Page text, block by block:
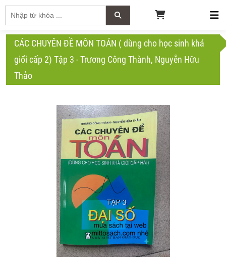
CÁC CHUYÊN ĐỀ MÔN TOÁN ( dùng cho học sinh khá
giổi cấp 2) Tập 3 - Trương Công Thành, Nguyễn Hữu
Thảo